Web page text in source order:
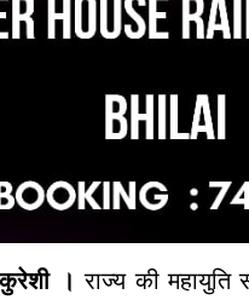
कुरेशी ।राज्य की